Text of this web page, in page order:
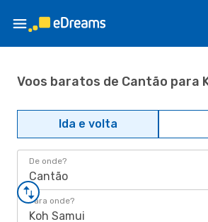
Voos baratos de Cantão para
Ida e volta
De onde?
Cantão
Para onde?
Koh Samui